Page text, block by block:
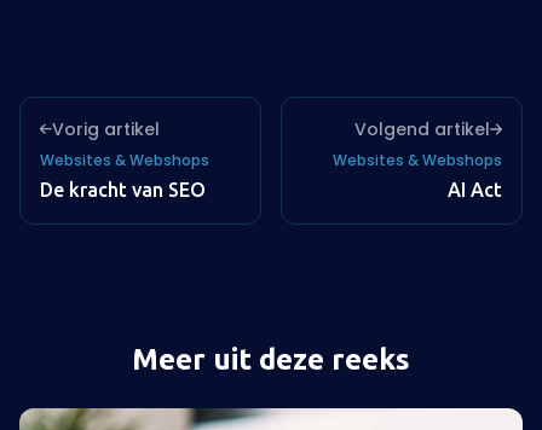
Vorig artikel
Websites & Webshops
De kracht van SEO
Volgend artikel
Websites & Webshops
AI Act
Meer uit deze reeks